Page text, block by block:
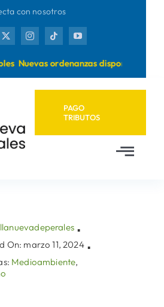
con nosotros
Nuevas ordenanzas disponibles
PAGO
TRIBUTOS
▪
On: marzo 11, 2024 ▪
Medioambiente,